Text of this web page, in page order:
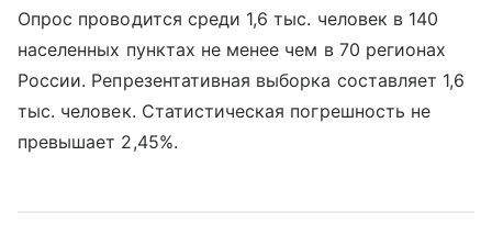
Опрос проводится среди 1,6 тыс. человек в 140
населенных пунктах не менее чем в 70 регионах
России. Репрезентативная выборка составляет 1,6
тыс. человек. Статистическая погрешность не
превышает 2,45%.